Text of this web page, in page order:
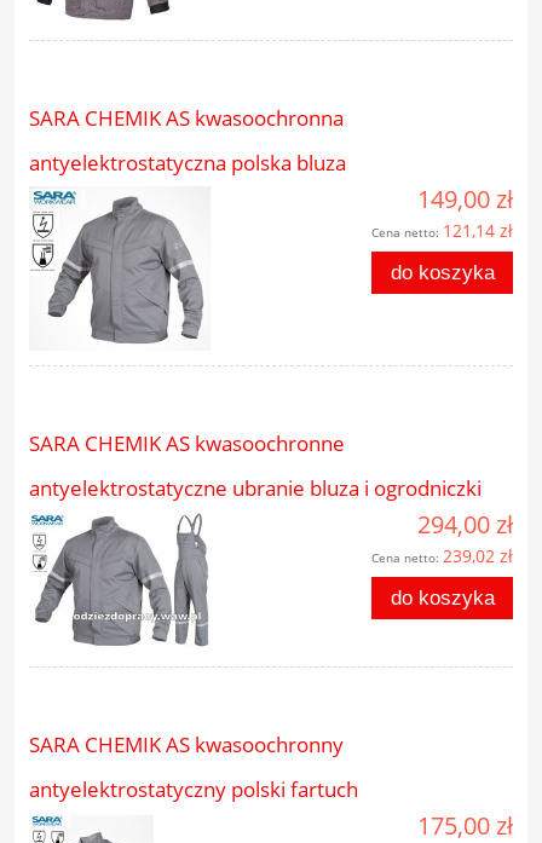
SARA CHEMIK AS kwasoochronna
antyelektrostatyczna polska bluza
149,00 zł
Cena netto: 121,14 zł
do koszyka
SARA CHEMIK AS kwasoochronne
antyelektrostatyczne ubranie bluza i ogrodniczki
294,00 zł
Cena netto: 239,02 zł
do koszyka
SARA CHEMIK AS kwasoochronny
antyelektrostatyczny polski fartuch
175,00 zł